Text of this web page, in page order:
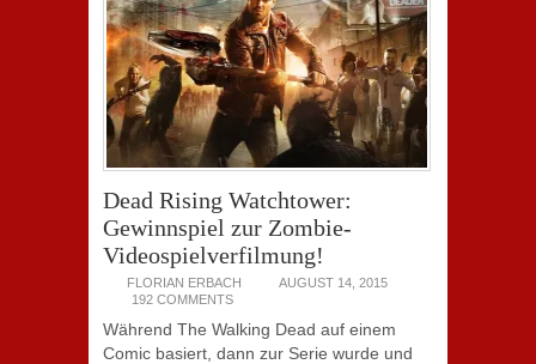
Dead Rising Watchtower:
Gewinnspiel zur Zombie-
Videospielverfilmung!
FLORIAN ERBACH
AUGUST 14, 2015
192 COMMENTS
Während The Walking Dead auf einem
Comic basiert, dann zur Serie wurde und